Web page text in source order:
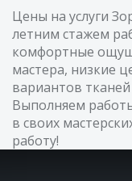
Цены на услуги
летним стажем
комфортные
мастера, низкие
вариантов
Выполняем
в своих
работу!